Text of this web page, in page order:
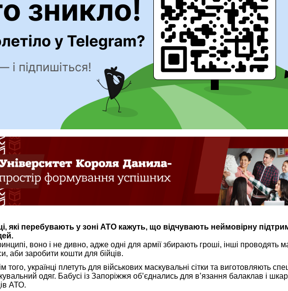
які перебувають у зоні АТО кажуть, що відчувають неймовірну
воно і не дивно, адже одні для армії збирають гроші, інші проводять
аби заробити кошти для бійців.
того, українці плетуть для військових маскувальні сітки та виготовляють
одяг. Бабусі із Запоріжжя об’єднались для в’язання балаклав і
АТО.